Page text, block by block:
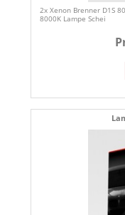
2x Xenon Brenner D1S
8000K Lampe Schei